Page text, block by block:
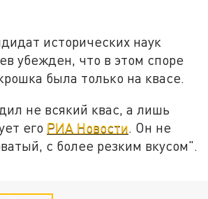
исторических наук
убежден, что в этом споре
была только на квасе.
не всякий квас, а лишь
его РИА Новости. Он не
с более резким вкусом".